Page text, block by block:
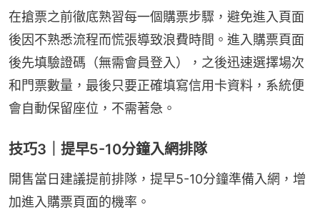
在搶票之前徹底熟習每一個購票步驟，避免進入頁面
後因不熟悉流程而慌張導致浪費時間。進入購票頁面
後先填驗證碼（無需會員登入），之後迅速選擇場次
和門票數量，最後只要正確填寫信用卡資料，系統便
會自動保留座位，不需著急。
技巧3｜提早5-10分鐘入網排隊
開售當日建議提前排隊，提早5-10分鐘準備入網，增
加進入購票頁面的機率。